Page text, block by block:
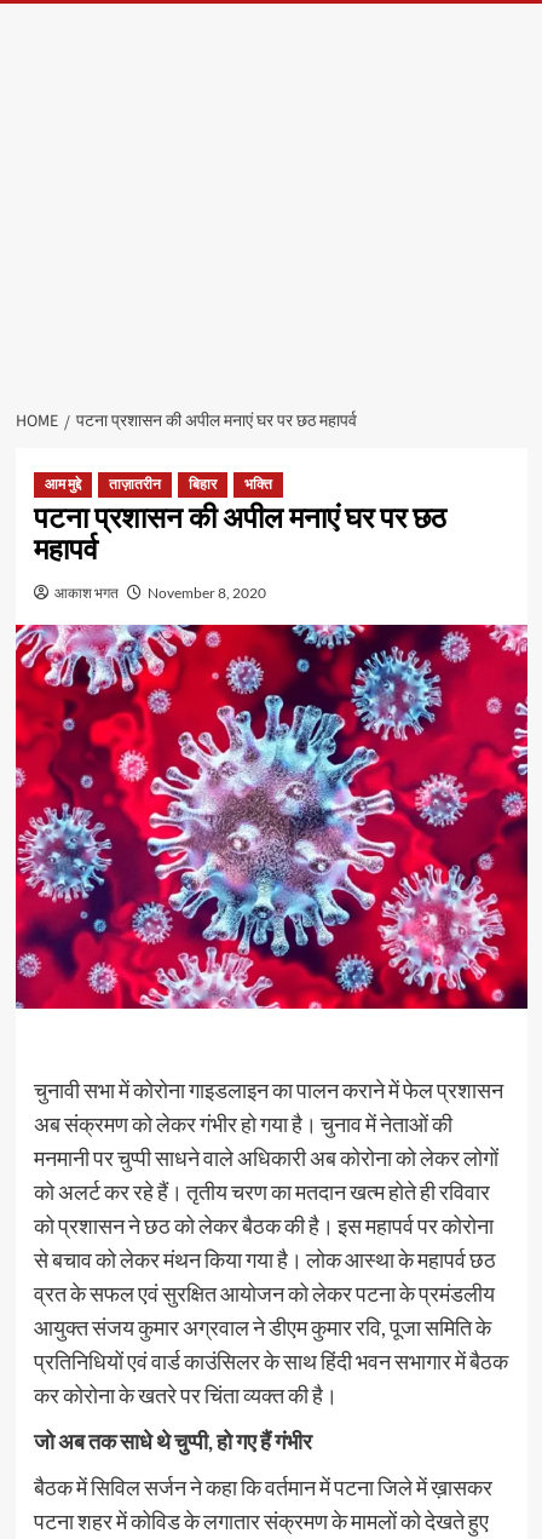
HOME पटना प्रशासन की अपील मनाएं घर पर छठ महापर्व
आम मुद्दे ताज़ातरीन बिहार भक्ति
पटना प्रशासन की अपील मनाएं घर पर छठ
महापर्व
आकाश भगत November 8, 2020
चुनावी सभा में कोरोना गाइडलाइन का पालन कराने में फेल प्रशासन
अब संक्रमण को लेकर गंभीर हो गया है। चुनाव में नेताओं की
मनमानी पर चुप्पी साधने वाले अधिकारी अब कोरोना को लेकर लोगों
को अलर्ट कर रहे हैं। तृतीय चरण का मतदान खत्म होते ही रविवार
को प्रशासन ने छठ को लेकर बैठक की है। इस महापर्व पर कोरोना
से बचाव को लेकर मंथन किया गया है। लोक आस्था के महापर्व छठ
व्रत के सफल एवं सुरक्षित आयोजन को लेकर पटना के प्रमंडलीय
आयुक्त संजय कुमार अग्रवाल ने डीएम कुमार रवि, पूजा समिति के
प्रतिनिधियों एवं वार्ड काउंसिलर के साथ हिंदी भवन सभागार में बैठक
कर कोरोना के खतरे पर चिंता व्यक्त की है।
जो अब तक साधे थे चुप्पी, हो गए हैं गंभीर
बैठक में सिविल सर्जन ने कहा कि वर्तमान में पटना जिले में ख़ासकर
पटना शहर में कोविड के लगातार संक्रमण के मामलों को देखते हुए